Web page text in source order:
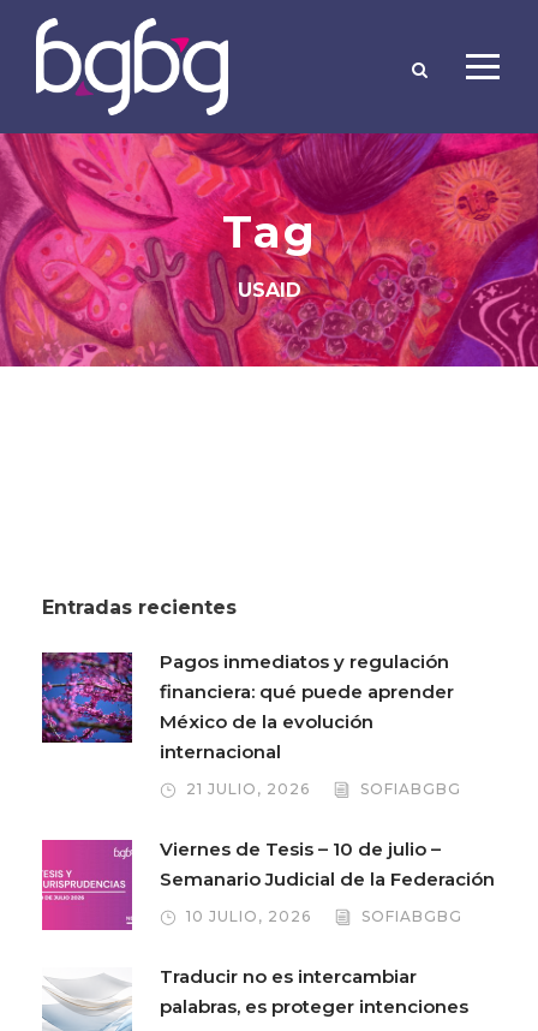
Tag
USAID
Entradas recientes
Pagos inmediatos y regulación
financiera: qué puede aprender
México de la evolución
internacional
21 JULIO, 2026 SOFIABGBG
Viernes de Tesis – 10 de julio –
Semanario Judicial de la Federación
10 JULIO, 2026 SOFIABGBG
Traducir no es intercambiar
palabras, es proteger intenciones